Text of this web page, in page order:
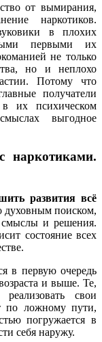
от вымирания,
наркотиков.
в плохих
первыми их
не только
но и неплохо
Потому что
получатели
их психическом
выгодное
наркотиками.
развития всё
духовным поиском,
смыслы и решения.
состояние всех
в первую очередь
и выше. Те,
свои
по ложному пути,
погружается в
себя наружу.